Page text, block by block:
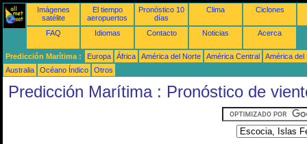
Imágenes
satélite
El tiempo
aeropuertos
Pronóstico 10
días
Clima Ciclones
FAQ Idiomas Contacto Noticias Acerca
Predicción Marítima : Europa África América del Norte América Central
América del
Australia
Océano Índico Otros
Predicción Marítima : Pronóstico de